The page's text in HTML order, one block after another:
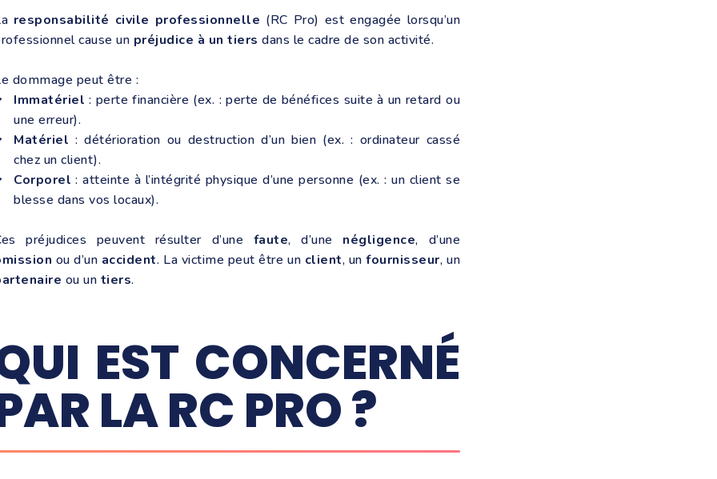
responsabilité civile professionnelle (RC Pro) est engagée lorsqu’un
cause un préjudice à un tiers dans le cadre de son activité.
dommage peut être :
Immatériel : perte financière (ex. : perte de bénéfices suite à un retard ou
une erreur).
Matériel : détérioration ou destruction d’un bien (ex. : ordinateur cassé
chez un client).
Corporel : atteinte à l’intégrité physique d’une personne (ex. : un client se
blesse dans vos locaux).
préjudices peuvent résulter d’une faute, d’une négligence, d’une
ou d’un accident. La victime peut être un client, unfournisseur, un
ou un tiers.
EST CONCERNÉ
LA RC PRO ?